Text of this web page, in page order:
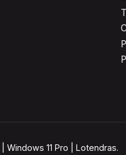
Windows 11 Pro | Lotendras.